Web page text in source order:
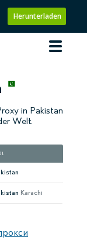
Herunterladen
in Pakistan
Welt.
Karachi